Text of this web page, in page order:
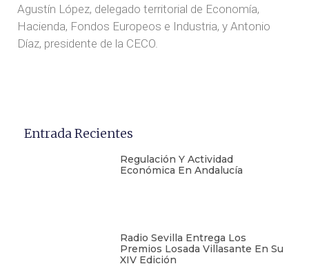
Agustín López, delegado territorial de Economía,
Hacienda, Fondos Europeos e Industria, y Antonio
Díaz, presidente de la CECO.
Entrada Recientes
Regulación Y Actividad
Económica En Andalucía
Radio Sevilla Entrega Los
Premios Losada Villasante En Su
XIV Edición